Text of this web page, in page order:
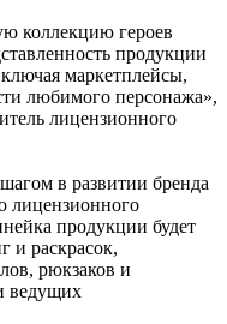
коллекцию героев
продукции
маркетплейсы,
любимого персонажа»,
лицензионного
в развитии бренда
лицензионного
продукции будет
и раскрасок,
рюкзаков и
ведущих